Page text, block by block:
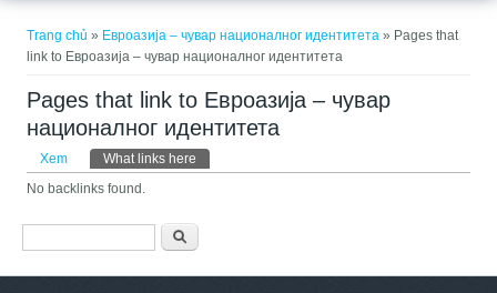
Trang chủ » Евроазија – чувар националног идентитета » Pages that
link to Евроазија – чувар националног идентитета
Pages that link to Евроазија – чувар
националног идентитета
Tab chính
Xem What links here
No backlinks found.
Biểu mẫu tìm kiếm